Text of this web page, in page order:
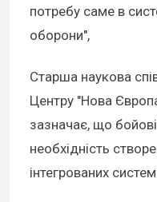
потребу саме в
оборони",
Старша наукова
Центру "Нова
зазначає, що бойові
необхідність
інтегрованих